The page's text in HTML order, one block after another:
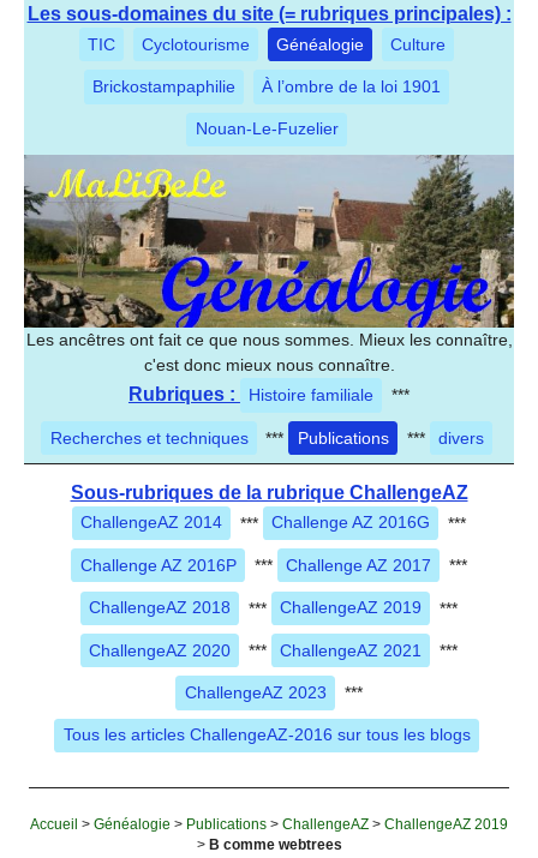
Les sous-domaines du site (= rubriques principales) :
TIC Cyclotourisme Généalogie Culture
Brickostampaphilie À l’ombre de la loi 1901
Nouan-Le-Fuzelier
Les ancêtres ont fait ce que nous sommes. Mieux les connaître,
c'est donc mieux nous connaître.
Rubriques : Histoire familiale ***
Recherches et techniques *** Publications *** divers
Sous-rubriques de la rubrique ChallengeAZ
ChallengeAZ 2014 *** Challenge AZ 2016G ***
Challenge AZ 2016P *** Challenge AZ 2017 ***
ChallengeAZ 2018 *** ChallengeAZ 2019 ***
ChallengeAZ 2020 *** ChallengeAZ 2021 ***
ChallengeAZ 2023 ***
Tous les articles ChallengeAZ-2016 sur tous les blogs
Accueil > Généalogie > Publications > ChallengeAZ > ChallengeAZ 2019
> B comme webtrees